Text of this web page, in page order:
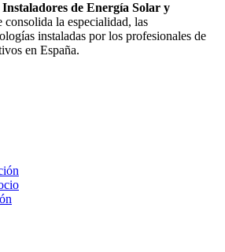
de Energía Solar y
consolida la especialidad, las
instaladas por los profesionales de
en España.